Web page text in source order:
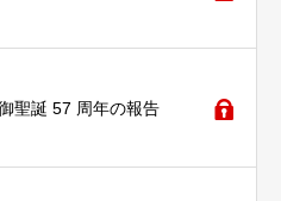
聖誕 57 周年の報告